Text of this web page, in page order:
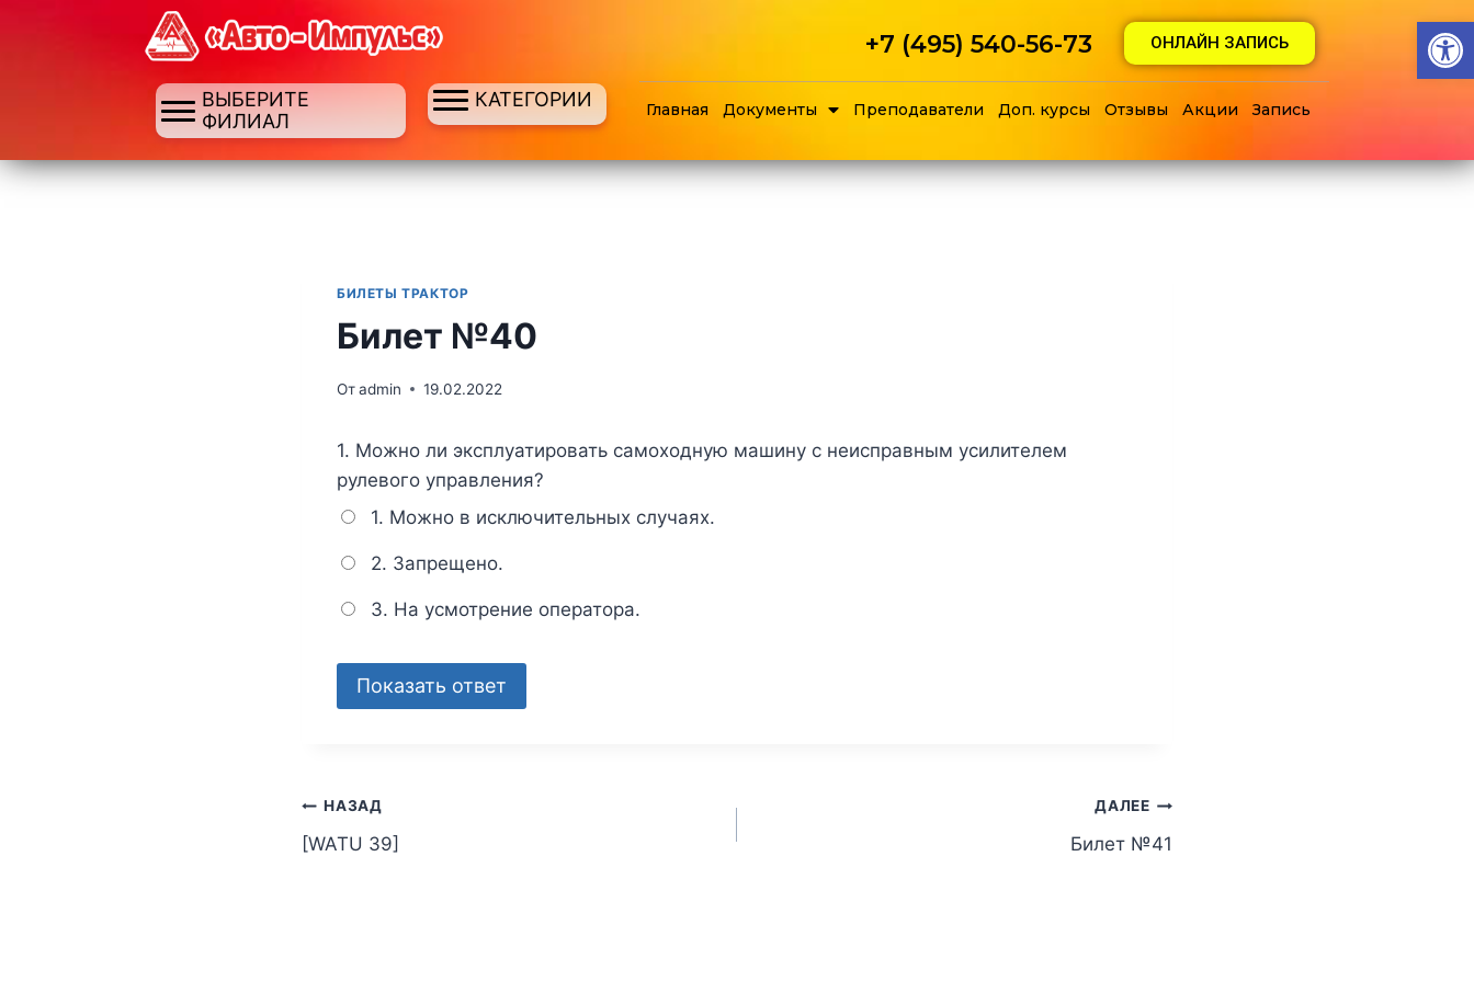
ВЫБЕРИТЕ
ФИЛИАЛ
КАТЕГОРИИ
+7 (495) 540-56-73 ОНЛАЙН ЗАПИСЬ
Главная Документы Преподаватели Доп. курсы Отзывы Акции Запись
БИЛЕТЫ ТРАКТОР
Билет №40
Отadmin 19.02.2022
1. Можно ли эксплуатировать самоходную машину с неисправным усилителем
рулевого управления?
1. Можно в исключительных случаях.
2. Запрещено.
3. На усмотрение оператора.
НАЗАД
[WATU 39]
ДАЛЕЕ
Билет №41